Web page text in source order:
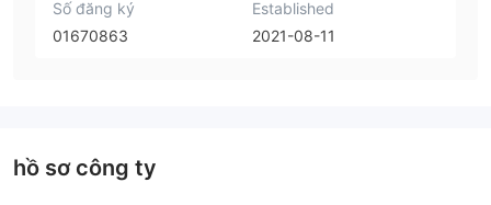
Số đăng ký
01670863
Established
2021-08-11
hồ sơ công ty